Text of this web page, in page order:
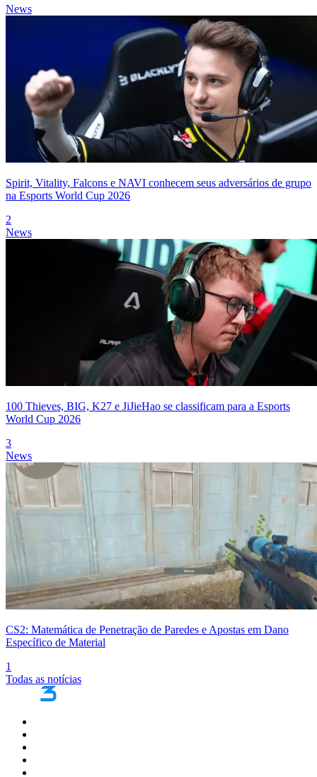
News
Spirit, Vitality, Falcons e NAVI conhecem seus adversários de grupo
na Esports World Cup 2026
2
News
100 Thieves, BIG, K27 e JiJieHao se classificam para a Esports
World Cup 2026
3
News
CS2: Matemática de Penetração de Paredes e Apostas em Dano
Específico de Material
1
Todas as notícias